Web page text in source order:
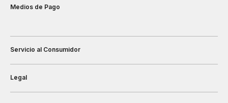
Medios de Pago
Servicio al Consumidor
Legal